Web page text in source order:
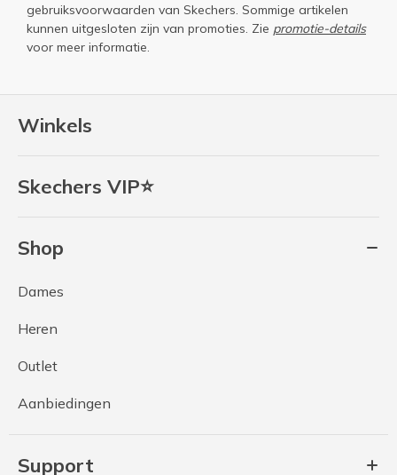
Winkels
Skechers VIP⭐
Shop
Dames
Heren
Outlet
Aanbiedingen
Support
gebruiksvoorwaarden van Skechers. Sommige artikelen
kunnen uitgesloten zijn van promoties. Zie promotie-details
voor meer informatie.